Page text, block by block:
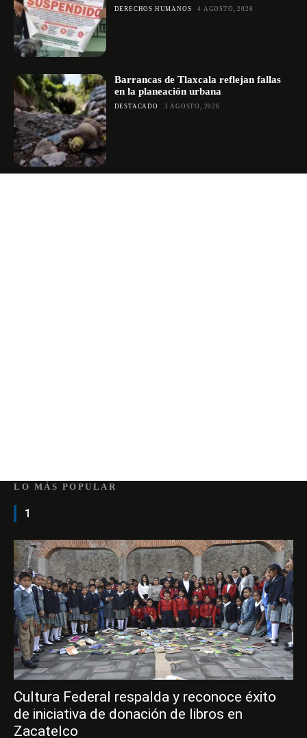
DERECHOS HUMANOS 4 AGOSTO, 2026
Barrancas de Tlaxcala reflejan fallas
en la planeación urbana
DESTACADO 3 AGOSTO, 2026
LO MÁS POPULAR
1
Cultura Federal respalda y reconoce éxito
de iniciativa de donación de libros en
Zacatelco